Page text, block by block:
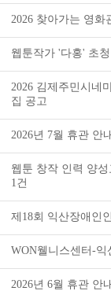
2026 찾아가는 영화
웹툰작가 '다홍' 초
2026 김제주민시네
집 공고
2026년 7월 휴관 안
웹툰 창작 인력 양
1건
제18회 익산장애인
WON웰니스센터-
2026년 6월 휴관 안